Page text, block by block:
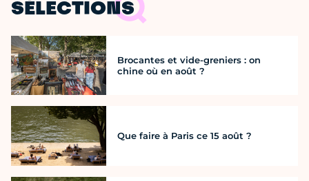
SÉLECTIONS
Brocantes et vide-greniers : on
chine où en août ?
Que faire à Paris ce 15 août ?